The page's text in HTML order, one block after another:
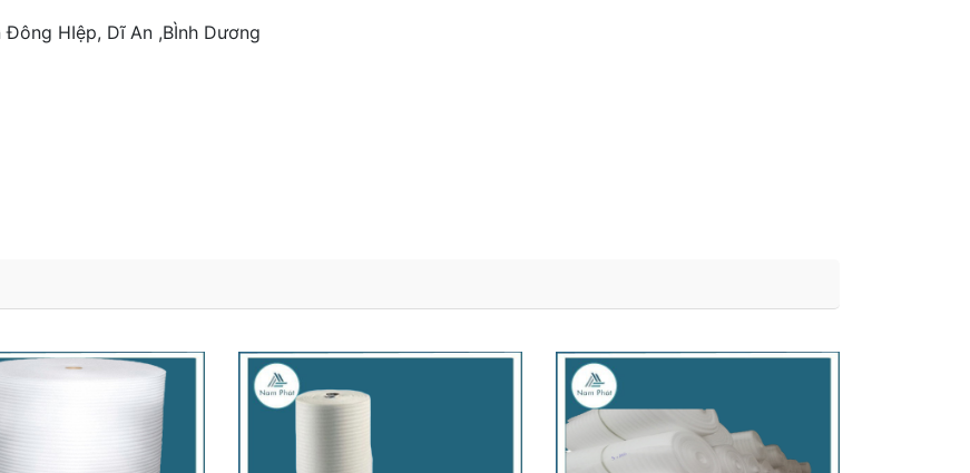
HIệp, Dĩ An ,BÌnh Dương